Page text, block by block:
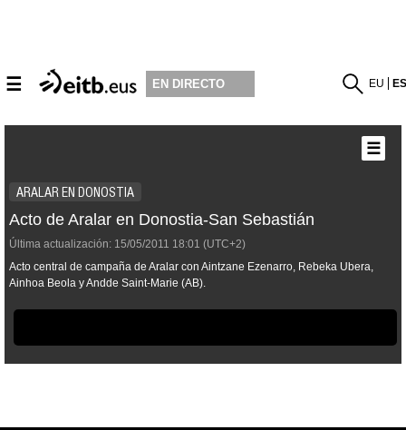
☰ EN DIRECTO EU
ARALAR EN DONOSTIA
Acto de Aralar en Donostia-San Sebastián
Última actualización: 15/05/2011 18:01 (UTC+2)
Acto central de campaña de Aralar con Aintzane Ezenarro, Rebeka Ubera,
Ainhoa Beola y Andde Saint-Marie (AB).
☰